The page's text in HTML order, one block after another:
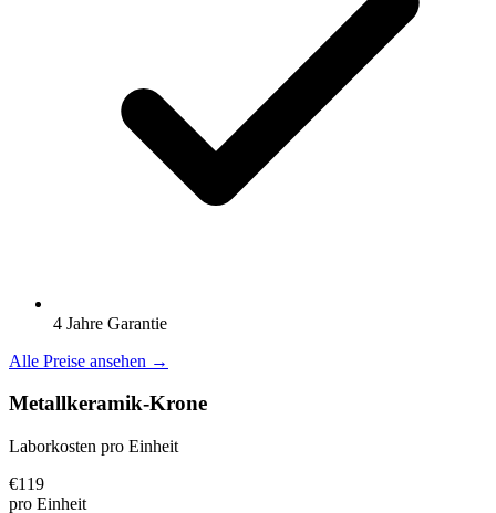
4 Jahre Garantie
Alle Preise ansehen →
Metallkeramik-Krone
Laborkosten pro Einheit
€119
pro Einheit